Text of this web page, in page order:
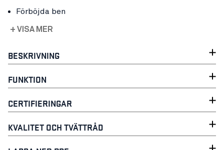
Förböjda ben
+ VISA MER
BESKRIVNING
FUNKTION
CERTIFIERINGAR
KVALITET OCH TVÄTTRÅD